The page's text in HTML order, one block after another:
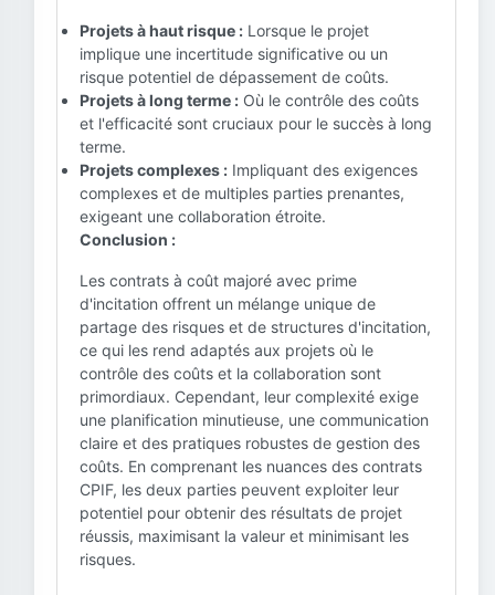
Projets à haut risque : Lorsque le projet
implique une incertitude significative ou un
risque potentiel de dépassement de coûts.
Projets à long terme : Où le contrôle des coûts
et l'efficacité sont cruciaux pour le succès à long
terme.
Projets complexes : Impliquant des exigences
complexes et de multiples parties prenantes,
exigeant une collaboration étroite.
Conclusion :
Les contrats à coût majoré avec prime
d'incitation offrent un mélange unique de
partage des risques et de structures d'incitation,
ce qui les rend adaptés aux projets où le
contrôle des coûts et la collaboration sont
primordiaux. Cependant, leur complexité exige
une planification minutieuse, une communication
claire et des pratiques robustes de gestion des
coûts. En comprenant les nuances des contrats
CPIF, les deux parties peuvent exploiter leur
potentiel pour obtenir des résultats de projet
réussis, maximisant la valeur et minimisant les
risques.